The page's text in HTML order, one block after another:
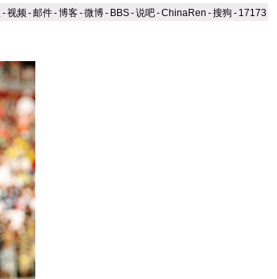
-视频-邮件-博客-微博- BBS-说吧-ChinaRen -搜狗 - 17173